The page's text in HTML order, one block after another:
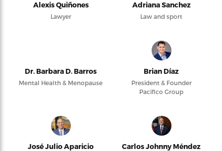
Alexis Quiñones
Lawyer
Adriana Sanchez
Law and sport
Dr. Barbara D. Barros
Mental Health & Menopause
Brian Díaz
President & Founder
Pacifico Group
José Julio Aparicio Carlos Johnny Méndez